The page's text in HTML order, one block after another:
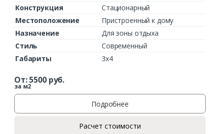
Конструкция
Стационарный
Местоположение
Пристроенный к дому
Назначение
Для зоны отдыха
Стиль
Современный
Габариты
3х4
От:5500руб.
за м2
Подробнее
Расчет стоимости